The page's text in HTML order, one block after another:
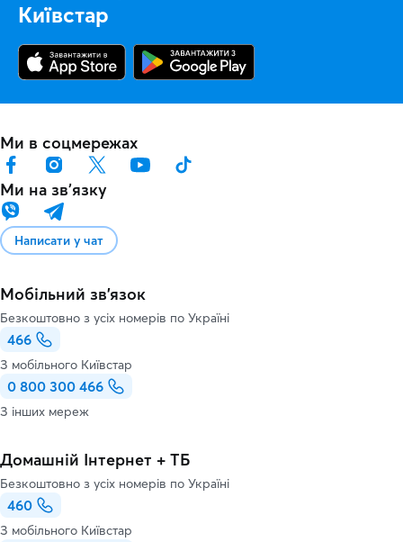
Київстар
Ми в соцмережах
Ми на звʼязку
Написати у чат
Мобільний зв'язок
Безкоштовно з усіх номерів по Україні
466
З мобільного Київстар
0 800 300 466
З інших мереж
Домашній Інтернет + ТБ
Безкоштовно з усіх номерів по Україні
460
З мобільного Київстар